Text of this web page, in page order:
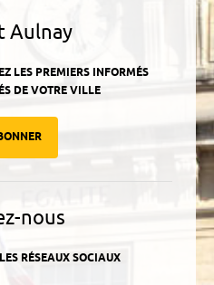
Aulnay
LES PREMIERS INFORMÉS
DE VOTRE VILLE
nous
RÉSEAUX SOCIAUX